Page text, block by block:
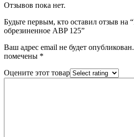
Отзывов пока нет.
Будьте первым, кто оставил отзыв на
обрезиненное ABP 125”
Ваш адрес email не будет опубликован.
помечены *
Оцените этот товар